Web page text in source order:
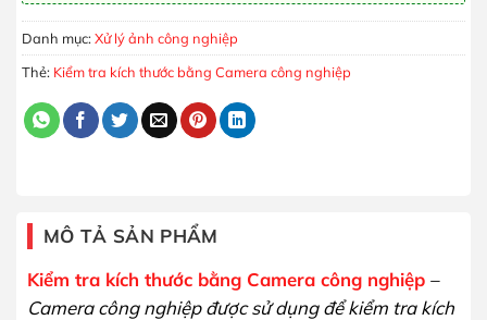
Danh mục: Xử lý ảnh công nghiệp
Thẻ: Kiểm tra kích thước bằng Camera công nghiệp
MÔ TẢ SẢN PHẨM
Kiểm tra kích thước bằng Camera công nghiệp –
Camera công nghiệp được sử dụng để kiểm tra kích